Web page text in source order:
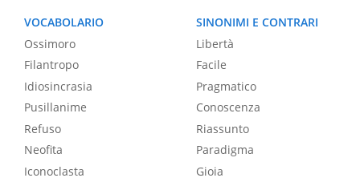
VOCABOLARIO
Ossimoro
Filantropo
Idiosincrasia
Pusillanime
Refuso
Neofita
Iconoclasta
SINONIMI E CONTRARI
Libertà
Facile
Pragmatico
Conoscenza
Riassunto
Paradigma
Gioia